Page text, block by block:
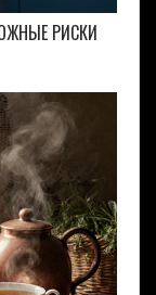
РИСКИ